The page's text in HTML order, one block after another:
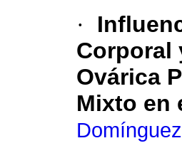
·
Corporal
Ovárica
Mixto en